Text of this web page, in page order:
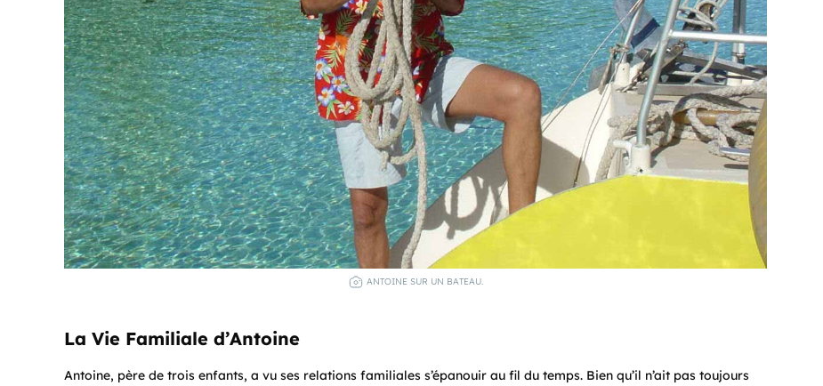
ANTOINE SUR UN BATEAU.
La Vie Familiale d’Antoine
Antoine, père de trois enfants, a vu ses relations familiales s’épanouir au fil du temps. Bien qu’il n’ait pas toujours